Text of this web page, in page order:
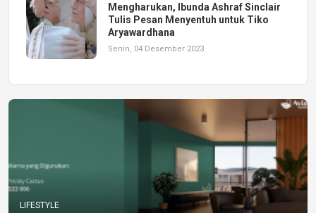
Mengharukan, Ibunda Ashraf Sinclair
Tulis Pesan Menyentuh untuk Tiko
Aryawardhana
Senin, 04 Desember 2023
LIFESTYLE